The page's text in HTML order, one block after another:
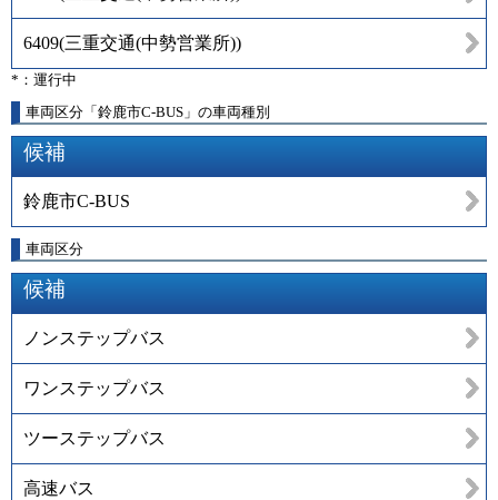
6409(三重交通(中勢営業所))
*：運行中
車両区分「鈴鹿市C-BUS」の車両種別
候補
鈴鹿市C-BUS
車両区分
候補
ノンステップバス
ワンステップバス
ツーステップバス
高速バス